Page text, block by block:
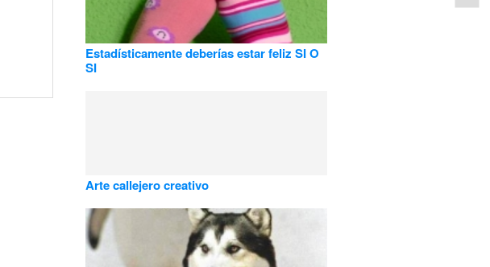
Estadísticamente deberías estar feliz SI O
SI
Arte callejero creativo